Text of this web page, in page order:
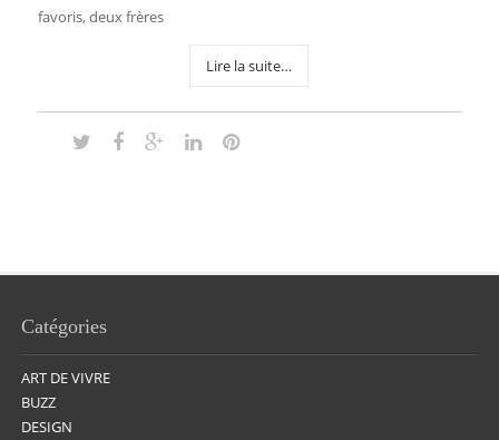
favoris, deux frères
Lire la suite…
Catégories
ART DE VIVRE
BUZZ
DESIGN